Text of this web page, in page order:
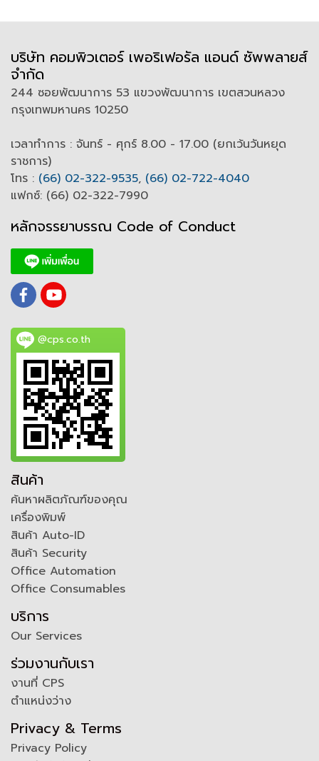
บริษัท คอมพิวเตอร์ เพอริเฟอรัล แอนด์ ซัพพลายส์
จำกัด
244 ซอยพัฒนาการ 53 แขวงพัฒนาการ เขตสวนหลวง
กรุงเทพมหานคร 10250
เวลาทำการ : จันทร์ - ศุกร์ 8.00 - 17.00 (ยกเว้นวันหยุด
ราชการ)
โทร : (66) 02-322-9535, (66) 02-722-4040
แฟกซ์: (66) 02-322-7990
หลักจรรยาบรรณ Code of Conduct
@cps.co.th
สินค้า
ค้นหาผลิตภัณฑ์ของคุณ
เครื่องพิมพ์
สินค้า Auto-ID
สินค้า Security
Office Automation
Office Consumables
บริการ
Our Services
ร่วมงานกับเรา
งานที่ CPS
ตำแหน่งว่าง
Privacy & Terms
Privacy Policy